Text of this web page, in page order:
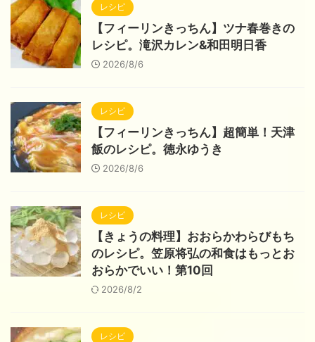
レシピ
【フィーリンきっちん】ツナ春巻きの
レシピ。滝沢カレン&和田明日香
2026/8/6
レシピ
【フィーリンきっちん】超簡単！天津
飯のレシピ。徳永ゆうき
2026/8/6
レシピ
【きょうの料理】おおらかわらびもち
のレシピ。笠原将弘の和食はもっとお
おらかでいい！第10回
2026/8/2
レシピ